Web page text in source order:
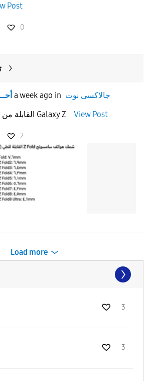
Post
0
a week ago in جالاكسى نوت
تطور هواتف Galaxy القابلة من Galaxy Z View Post
2
Load more
3
3